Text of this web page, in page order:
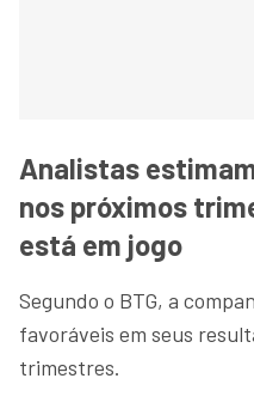
Analistas
nos próximos
está em jogo
Segundo o BTG, a
favoráveis em seus
trimestres.